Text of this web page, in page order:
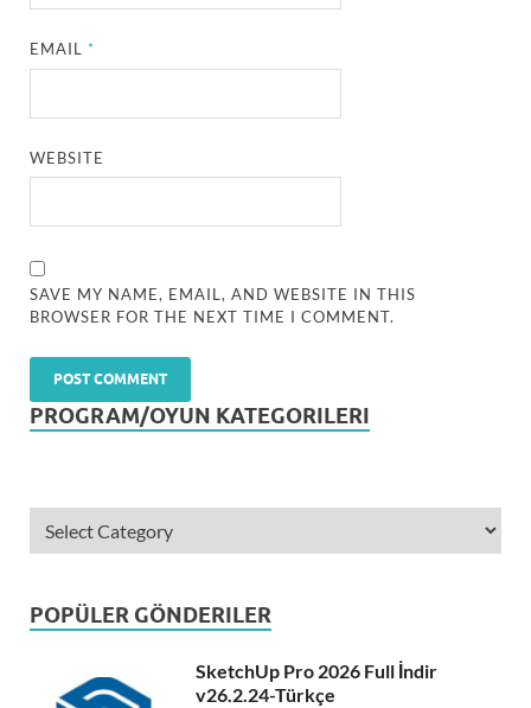
EMAIL*
WEBSITE
SAVE MY NAME, EMAIL, AND WEBSITE IN THIS
BROWSER FOR THE NEXT TIME I COMMENT.
PROGRAM/OYUN KATEGORILERI
POPÜLER GÖNDERILER
SketchUp Pro 2026 Full İndir
v26.2.24-Türkçe